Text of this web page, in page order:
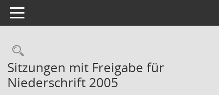
Toggle navigation
Rechercheauswahl
Sitzungen mit Freigabe für
Niederschrift 2005